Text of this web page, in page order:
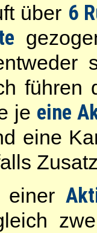
über 6
führen
je eine
eine
einer